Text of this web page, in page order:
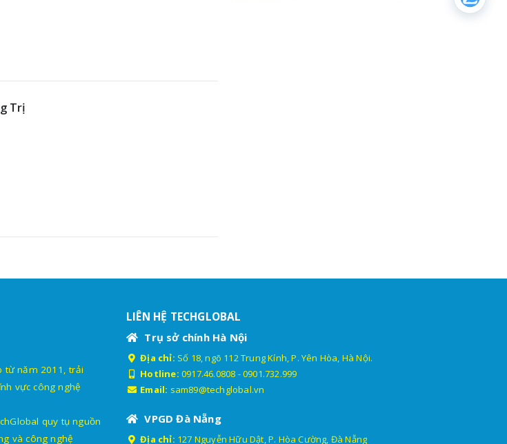
Trị
từ năm 2011, trải
vực công nghệ
quy tụ nguồn
và công nghệ
LIÊN HỆ TECHGLOBAL
Trụ sở chính Hà Nội
Địa chỉ: Số 18, ngõ 112 Trung Kính, P. Yên Hòa, Hà Nội.
Hotline: 0917.46.0808 -0901.732.999
Email: sam89@techglobal.vn
VPGD Đà Nẵng
Địa chỉ: 127 Nguyễn Hữu Dật, P. Hòa Cường, Đà Nẵng